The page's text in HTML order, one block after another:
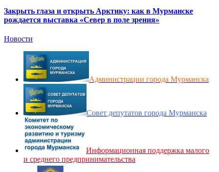
Закрыть глаза и открыть Арктику: как в Мурманске
рождается выставка «Север в поле зрения»
Новости
Администрации города Мурманска
Совет депутатов города Мурманска
Информационная поддержка малого
и среднего предпринимательства